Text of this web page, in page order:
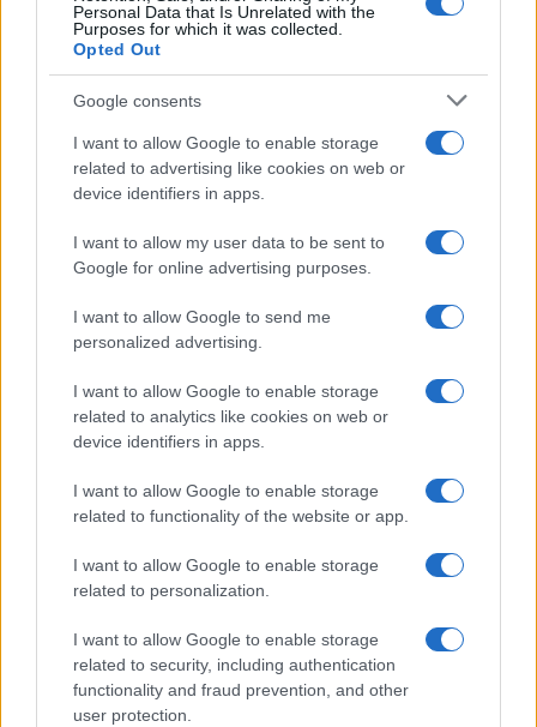
Personal Data that Is Unrelated with the
Purposes for which it was collected.
Opted Out
Google consents
I want to allow Google to enable storage
related to advertising like cookies on web or
device identifiers in apps.
I want to allow my user data to be sent to
Google for online advertising purposes.
I want to allow Google to send me
personalized advertising.
I want to allow Google to enable storage
related to analytics like cookies on web or
device identifiers in apps.
I want to allow Google to enable storage
related to functionality of the website or app.
I want to allow Google to enable storage
related to personalization.
I want to allow Google to enable storage
related to security, including authentication
functionality and fraud prevention, and other
user protection.
AUTOR
Giorgia Stromeo
Continue lendo